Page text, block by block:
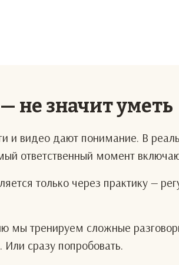
не значит уметь
и видео дают понимание. В
ответственный момент
только через практику —
мы тренируем сложные
Или сразу попробовать.